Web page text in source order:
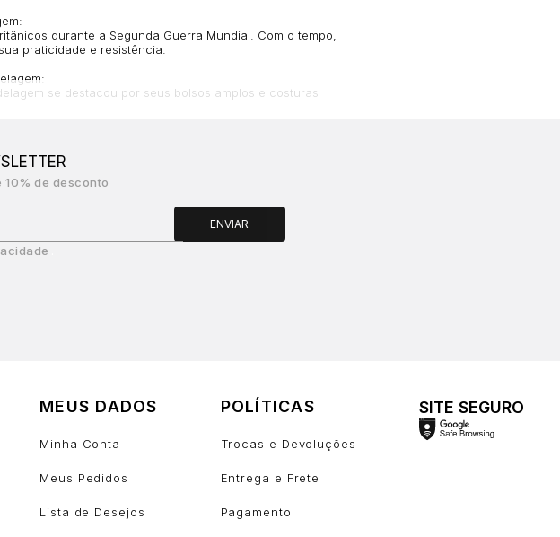
durante a Segunda Guerra Mundial. Com o tempo,
praticidade e resistência.
se destacou por seus bolsos amplos e costuras
de desconto
ENVIAR
MEUS DADOS
Minha Conta
Meus Pedidos
Lista de Desejos
POLÍTICAS
Trocas e Devoluções
Entrega e Frete
Pagamento
SITE SEGURO